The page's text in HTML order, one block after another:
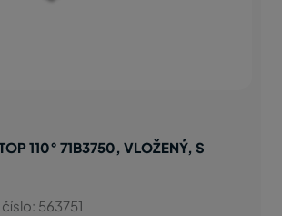
110° 71B3750, VLOŽENÝ, S
563751